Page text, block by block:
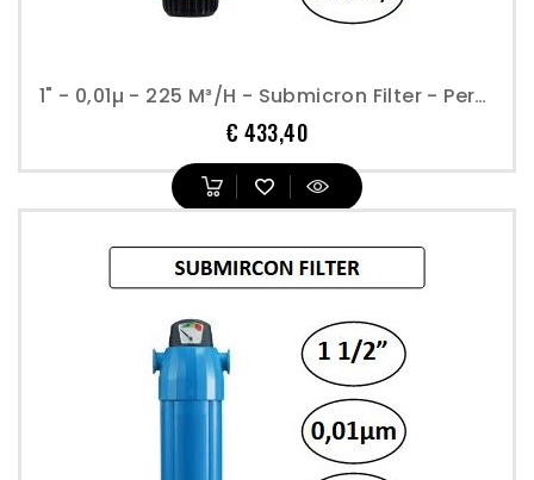
1" - 0,01µ - 225 M³/h - Submicron Filter - Perslucht
€ 433,40Prijs